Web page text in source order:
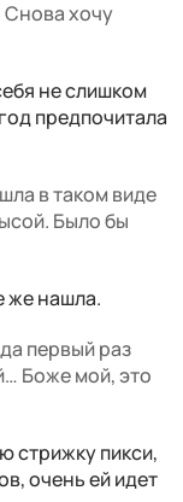
Снова хочу
не слишком
предпочитала
в таком виде
Было бы
же нашла.
первый раз
Боже мой, это
стрижку пикси,
очень ей идет